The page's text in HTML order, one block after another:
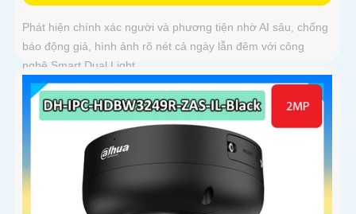
Phát hiện chính xác người và phương tiện nhờ AI sâu, chống
báo động giả, hình ảnh rõ nét cả ngày lẫn đêm với công
nghệ Smart Dual Light